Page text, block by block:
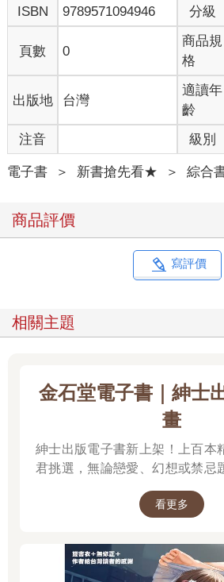
ISBN
9789571094946 分級
頁數 0
商品規
格
出版地 台灣
適讀年
齡
注音 級別
電子書 ＞ 新書搶先看★ ＞ 綜合
商品評價
寫評價
相關主題
金石堂電子書｜紳士
畫
紳士出版電子書新上架！上百本
君挑選，無論戀愛、幻想或禁忌
看更多